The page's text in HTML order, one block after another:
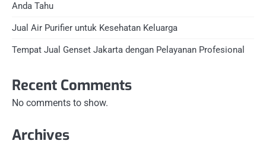
Anda Tahu
Jual Air Purifier untuk Kesehatan Keluarga
Tempat Jual Genset Jakarta dengan Pelayanan Profesional
Recent Comments
No comments to show.
Archives